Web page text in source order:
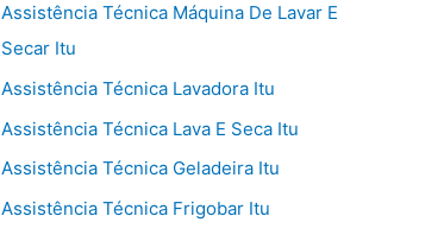
Assistência Técnica Máquina De Lavar E
Secar Itu
Assistência Técnica Lavadora Itu
Assistência Técnica Lava E Seca Itu
Assistência Técnica Geladeira Itu
Assistência Técnica Frigobar Itu